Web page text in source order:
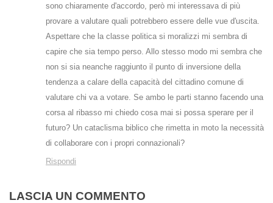
sono chiaramente d'accordo, però mi interessava di più
provare a valutare quali potrebbero essere delle vue d'uscita.
Aspettare che la classe politica si moralizzi mi sembra di
capire che sia tempo perso. Allo stesso modo mi sembra che
non si sia neanche raggiunto il punto di inversione della
tendenza a calare della capacità del cittadino comune di
valutare chi va a votare. Se ambo le parti stanno facendo una
corsa al ribasso mi chiedo cosa mai si possa sperare per il
futuro? Un cataclisma biblico che rimetta in moto la necessità
di collaborare con i propri connazionali?
Rispondi
LASCIA UN COMMENTO